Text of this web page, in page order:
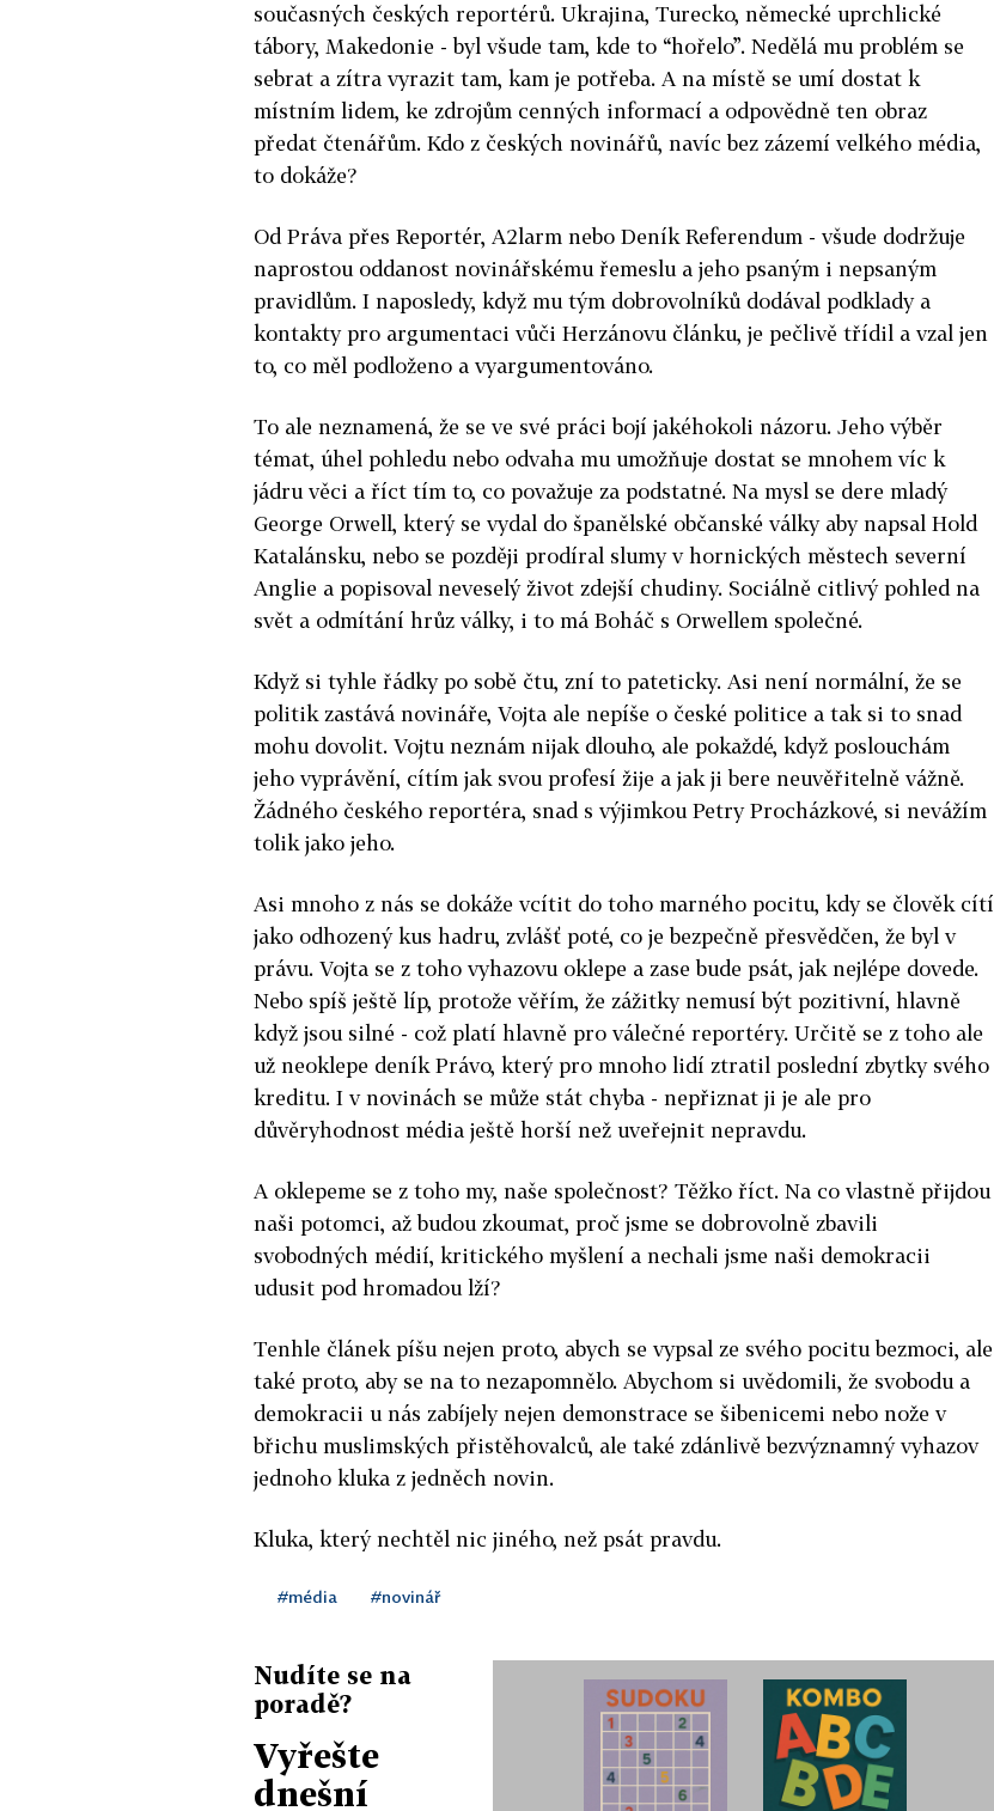
současných českých reportérů. Ukrajina, Turecko, německé uprchlické
tábory, Makedonie - byl všude tam, kde to “hořelo”. Nedělá mu problém se
sebrat a zítra vyrazit tam, kam je potřeba. A na místě se umí dostat k
místním lidem, ke zdrojům cenných informací a odpovědně ten obraz
předat čtenářům. Kdo z českých novinářů, navíc bez zázemí velkého média,
to dokáže?
Od Práva přes Reportér, A2larm nebo Deník Referendum - všude dodržuje
naprostou oddanost novinářskému řemeslu a jeho psaným i nepsaným
pravidlům. I naposledy, když mu tým dobrovolníků dodával podklady a
kontakty pro argumentaci vůči Herzánovu článku, je pečlivě třídil a vzal jen
to, co měl podloženo a vyargumentováno.
To ale neznamená, že se ve své práci bojí jakéhokoli názoru. Jeho výběr
témat, úhel pohledu nebo odvaha mu umožňuje dostat se mnohem víc k
jádru věci a říct tím to, co považuje za podstatné. Na mysl se dere mladý
George Orwell, který se vydal do španělské občanské války aby napsal Hold
Katalánsku, nebo se později prodíral slumy v hornických městech severní
Anglie a popisoval neveselý život zdejší chudiny. Sociálně citlivý pohled na
svět a odmítání hrůz války, i to má Boháč s Orwellem společné.
Když si tyhle řádky po sobě čtu, zní to pateticky. Asi není normální, že se
politik zastává novináře, Vojta ale nepíše o české politice a tak si to snad
mohu dovolit. Vojtu neznám nijak dlouho, ale pokaždé, když poslouchám
jeho vyprávění, cítím jak svou profesí žije a jak ji bere neuvěřitelně vážně.
Žádného českého reportéra, snad s výjimkou Petry Procházkové, si nevážím
tolik jako jeho.
Asi mnoho z nás se dokáže vcítit do toho marného pocitu, kdy se člověk cítí
jako odhozený kus hadru, zvlášť poté, co je bezpečně přesvědčen, že byl v
právu. Vojta se z toho vyhazovu oklepe a zase bude psát, jak nejlépe dovede.
Nebo spíš ještě líp, protože věřím, že zážitky nemusí být pozitivní, hlavně
když jsou silné - což platí hlavně pro válečné reportéry. Určitě se z toho ale
už neoklepe deník Právo, který pro mnoho lidí ztratil poslední zbytky svého
kreditu. I v novinách se může stát chyba - nepřiznat ji je ale pro
důvěryhodnost média ještě horší než uveřejnit nepravdu.
A oklepeme se z toho my, naše společnost? Těžko říct. Na co vlastně přijdou
naši potomci, až budou zkoumat, proč jsme se dobrovolně zbavili
svobodných médií, kritického myšlení a nechali jsme naši demokracii
udusit pod hromadou lží?
Tenhle článek píšu nejen proto, abych se vypsal ze svého pocitu bezmoci, ale
také proto, aby se na to nezapomnělo. Abychom si uvědomili, že svobodu a
demokracii u nás zabíjely nejen demonstrace se šibenicemi nebo nože v
břichu muslimských přistěhovalců, ale také zdánlivě bezvýznamný vyhazov
jednoho kluka z jedněch novin.
Kluka, který nechtěl nic jiného, než psát pravdu.
#média #novinář
Nudíte se na
poradě?
Vyřešte
dnešní